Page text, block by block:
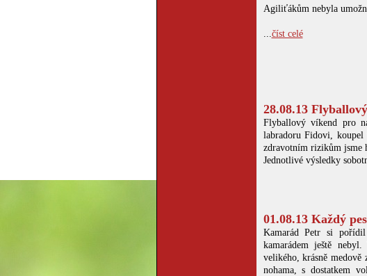
Agiliťákům nebyla
...číst celé
28.08.13
Flyballový víkend pro
labradoru Fidovi,
zdravotním rizikům jsme
Jednotlivé výsledky
01.08.13 Každý
Kamarád Petr si
kamarádem ještě
velikého, krásně medově
nohama, s dostatkem